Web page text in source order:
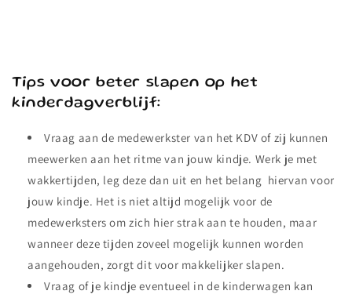
Tips voor beter slapen op het
kinderdagverblijf:
Vraag aan de medewerkster van het KDV of zij kunnen
meewerken aan het ritme van jouw kindje. Werk je met
wakkertijden, leg deze dan uit en het belang hiervan voor
jouw kindje. Het is niet altijd mogelijk voor de
medewerksters om zich hier strak aan te houden, maar
wanneer deze tijden zoveel mogelijk kunnen worden
aangehouden, zorgt dit voor makkelijker slapen.
Vraag of je kindje eventueel in de kinderwagen kan